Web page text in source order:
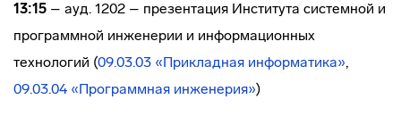
13:15 – ауд. 1202 – презентация Института системной и
программной инженерии и информационных
технологий (09.03.03 «Прикладная информатика»,
09.03.04 «Программная инженерия»)